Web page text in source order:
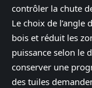
contrôler la chute
Le choix de l’angle
bois et réduit les
puissance selon le
conserver une
des tuiles